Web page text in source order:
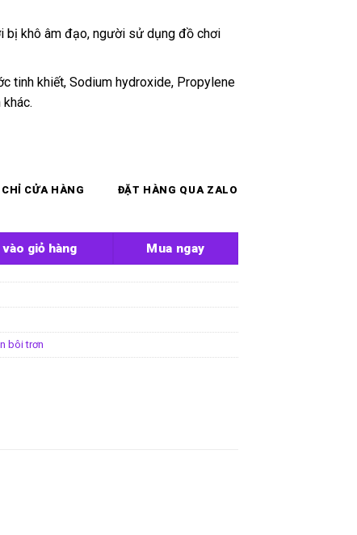
bị khô âm đạo, người sử dụng đồ chơi
tinh khiết, Sodium hydroxide, Propylene
CỬA HÀNG ĐẶT HÀNG QUA ZALO
Co 200ml số lượng
giỏ hàng Mua ngay
bôi trơn